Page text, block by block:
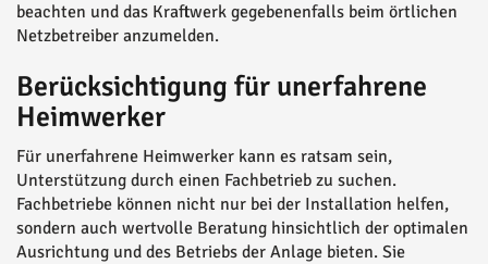
beachten und das Kraftwerk gegebenenfalls beim örtlichen
Netzbetreiber anzumelden.
Berücksichtigung für unerfahrene
Heimwerker
Für unerfahrene Heimwerker kann es ratsam sein,
Unterstützung durch einen Fachbetrieb zu suchen.
Fachbetriebe können nicht nur bei der Installation helfen,
sondern auch wertvolle Beratung hinsichtlich der optimalen
Ausrichtung und des Betriebs der Anlage bieten. Sie